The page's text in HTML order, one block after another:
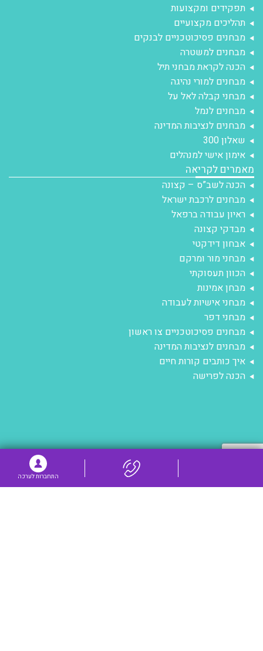
התחברות לערכה
תפקידים ומקצועות
תהליכים מקצועיים
מבחנים פסיכוטכניים לבנקים
מבחנים למשטרה
הכנה לקראת מבחני תיל
מבחנים למורי נהיגה
מבחני קבלה לאל על
מבחנים לנמל
מבחנים לנציבות המדינה
שאלון 300
אימון אישי למנהלים
מאמרים לקריאה
הכנה לשב”ס – קצונה
מבחנים לרכבת ישראל
ראיון עבודה ברפאל
מבדקי קצונה
אבחון דידקטי
מבחני מור ומרקם
הכוון תעסוקתי
מבחן אמינות
מבחני אישיות לעבודה
מבחני דפר
מבחנים פסיכוטכניים צו ראשון
מבחנים לנציבות המדינה
איך כותבים קורות חיים
הכנה לפרישה